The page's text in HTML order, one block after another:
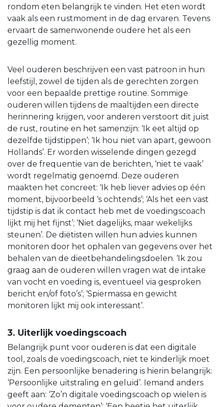
rondom eten belangrijk te vinden. Het eten wordt
vaak als een rustmoment in de dag ervaren. Tevens
ervaart de samenwonende oudere het als een
gezellig moment.
Veel ouderen beschrijven een vast patroon in hun
leefstijl, zowel de tijden als de gerechten zorgen
voor een bepaalde prettige routine. Sommige
ouderen willen tijdens de maaltijden een directe
herinnering krijgen, voor anderen verstoort dit juist
de rust, routine en het samenzijn: ‘Ik eet altijd op
dezelfde tijdstippen’; ‘Ik hou niet van apart, gewoon
Hollands’. Er worden wisselende dingen gezegd
over de frequentie van de berichten, ‘niet te vaak’
wordt regelmatig genoemd. Deze ouderen
maakten het concreet: ‘Ik heb liever advies op één
moment, bijvoorbeeld ‘s ochtends’; ‘Als het een vast
tijdstip is dat ik contact heb met de voedingscoach
lijkt mij het fijnst’; ‘Niet dagelijks, maar wekelijks
steunen’. De diëtisten willen hun advies kunnen
monitoren door het ophalen van gegevens over het
behalen van de dieetbehandelingsdoelen. ‘Ik zou
graag aan de ouderen willen vragen wat de intake
van vocht en voeding is, eventueel via gesproken
bericht en/of foto’s’; ‘Spiermassa en gewicht
monitoren lijkt mij ook interessant’.
3. Uiterlijk voedingscoach
Belangrijk punt voor ouderen is dat een digitale
tool, zoals de voedingscoach, niet te kinderlijk moet
zijn. Een persoonlijke benadering is hierin belangrijk:
‘Persoonlijke uitstraling en geluid’. Iemand anders
geeft aan: ‘Zo’n digitale voedingscoach op wielen is